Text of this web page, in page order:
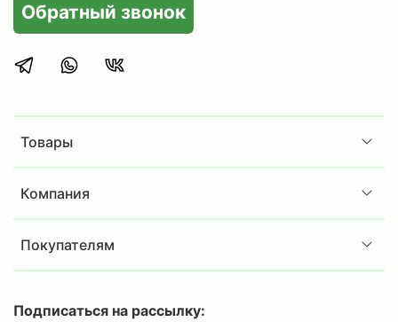
Товары
Компания
Покупателям
Обратный звонок
Подписаться на рассылку: